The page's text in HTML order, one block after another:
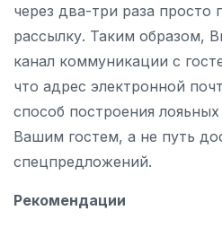
через два-три раза просто
рассылку. Таким образом,
канал коммуникации с
что адрес электронной
способ построения
Вашим гостем, а не путь
спецпредложений.
Рекомендации